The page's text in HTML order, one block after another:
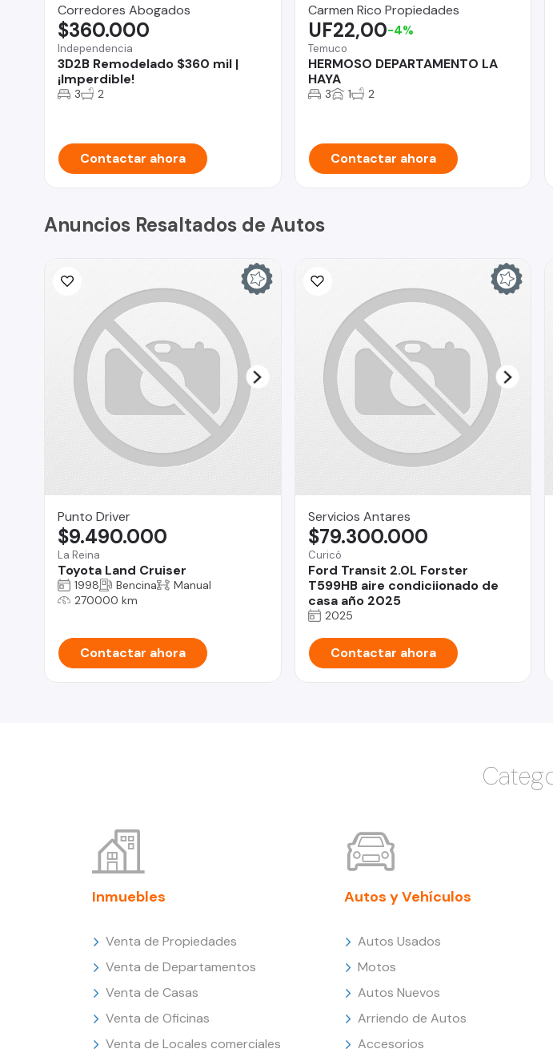
Corredores Abogados
Independencia
3D2B Remodelado $360 mil |
¡Imperdible!
$360.000
3 2
Contactar ahora
Carmen Rico Propiedades
Temuco
HERMOSO DEPARTAMENTO LA
HAYA
UF22,00-4%
3 1 2
Contactar ahora
Anuncios Resaltados de Autos
Punto Driver
La Reina
Toyota Land Cruiser
$9.490.000
1998 Bencina
Manual
270000 km
Contactar ahora
Servicios Antares
Curicó
Ford Transit 2.0L Forster
T599HB aire condiciionado de
casa año 2025
$79.300.000
2025
Contactar ahora
Inmuebles
Venta de Propiedades
Venta de Departamentos
Venta de Casas
Venta de Oficinas
Venta de Locales comerciales
Autos y Vehículos
Autos Usados
Motos
Autos Nuevos
Arriendo de Autos
Accesorios